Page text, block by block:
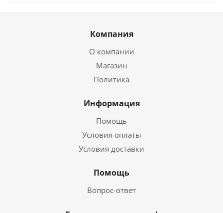
Компания
О компании
Магазин
Политика
Информация
Помощь
Условия оплаты
Условия доставки
Помощь
Вопрос-ответ